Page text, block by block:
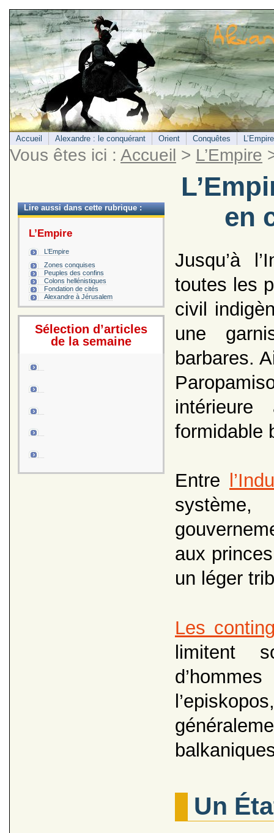
Accueil Alexandre : le conquérant Orient Conquêtes L’Empire
Vous êtes ici : Accueil > L’Empire
Lire aussi dans cette rubrique :
L’Empire
L’Empire
Zones conquises
Peuples des confins
Colons hellénistiques
Fondation de cités
Alexandre à Jérusalem
Sélection d’articles
de la semaine
en
Jusqu’à
toutes les
civil
une
barbares.
formidable
Entre
aux
un léger
Les
limitent
Un